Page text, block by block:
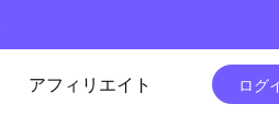
アフィリエイト ログ